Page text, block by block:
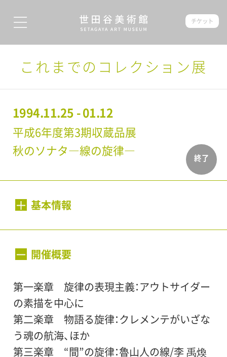
チケット
これまでのコレクション展
終了
1994.11.25 - 01.12
平成6年度第3期収蔵品展
秋のソナタ―線の旋律―
基本情報
1994年11月25日（金）〜1995年1月12日（木）
開館時間：
10:00～18:00（入場は17:30まで）
休館日：
毎週月曜日
開催概要
第一楽章 旋律の表現主義：アウトサイダー
の素描を中心に
第二楽章 物語る旋律：クレメンテがいざな
う魂の航海、ほか
第三楽章 “間”の旋律：魯山人の線/李 禹煥